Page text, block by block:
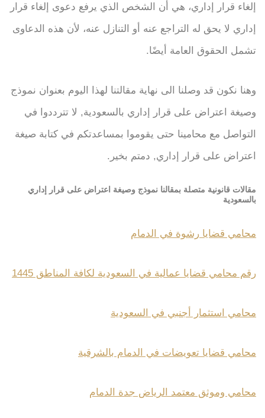
إلغاء قرار إداري، هي أن الشخص الذي يرفع دعوى إلغاء قرار
إداري لا يحق له التراجع عنه أو التنازل عنه، لأن هذه الدعاوى
تشمل الحقوق العامة أيضًا.
وهنا نكون قد وصلنا الى نهاية مقالتنا لهذا اليوم بعنوان نموذج
وصيغة اعتراض على قرار إداري بالسعودية, لا تترددوا في
التواصل مع محامينا حتى يقوموا بمساعدتكم في كتابة صيغة
اعتراض على قرار إداري, دمتم بخير.
مقالات قانونية متصلة بمقالنا نموذج وصيغة اعتراض على قرار إداري
بالسعودية
محامي قضايا رشوة في الدمام
رقم محامي قضايا عمالية في السعودية لكافة المناطق 1445
محامي استثمار أجنبي في السعودية
محامي قضايا تعويضات في الدمام بالشرقية
محامي وموثق معتمد الرياض جدة الدمام